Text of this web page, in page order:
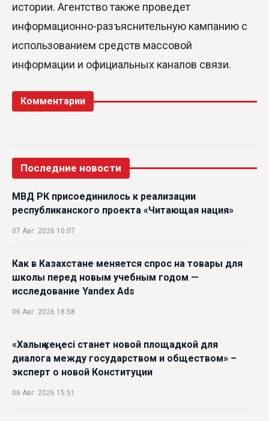
истории. Агентство также проведет
информационно-разъяснительную кампанию с
использованием средств массовой
информации и официальных каналов связи.
Комментарии
Последние новости
МВД РК присоединилось к реализации
республиканского проекта «Читающая нация»
07 Авг. 2026 10:07
Как в Казахстане меняется спрос на товары для
школы перед новым учебным годом —
исследование Yandex Ads
06 Авг. 2026 18:58
«Халық кеңесі станет новой площадкой для
диалога между государством и обществом» –
эксперт о новой Конституции
06 Авг. 2026 15:51